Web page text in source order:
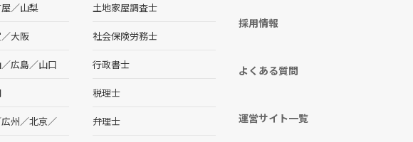
／山梨
／大阪
／広島／山口
広州／北京／
土地家屋調査士
社会保険労務士
行政書士
税理士
弁理士
採用情報
よくある質問
運営サイト一覧